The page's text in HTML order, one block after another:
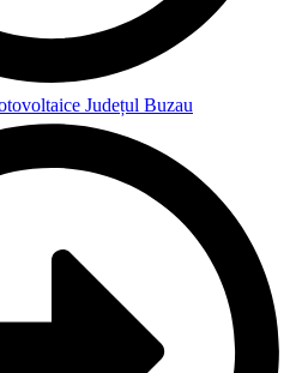
Județul Buzau